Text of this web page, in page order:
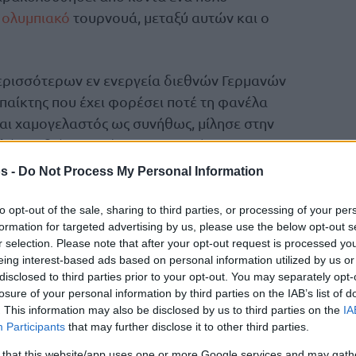
- Do Not Process My Personal Information
opt-out of the sale, sharing to third parties, or processing of your
for targeted advertising by us, please use the below opt-out
selection. Please note that after your opt-out request is processed
interest-based ads based on personal information utilized by us
to third parties prior to your opt-out. You may separately
of your personal information by third parties on the IAB’s list of
This information may also be disclosed by us to third parties on the
Participants that may further disclose it to other third parties.
ολυμπιακό τουρνουά, μεταξύ αυτών και ο
εν ενεργεία διεθνών Γερμανών
που έχει φορέσει ποτέ τη φανέλα
χαμογελαστός ως συνήθως, μίλησε στην
και διάφορα, έχοντας ως επίκεντρο τις
συγκροτημάτων.
του και την τεράστια φήμη του, οΝτιρκ
σεμνός και ταπεινός όταν ρωτήθηκε αν
όλων των εποχών.
συζήτηση αυτή για άλλους. Είμαι μεγάλος
τον Πέτροβιτς, τον Σαμπόνις. Υπήρξαν
έπειτα ήμουν εγώ, ο Πάου (σ.σ Γκασόλ) και ο